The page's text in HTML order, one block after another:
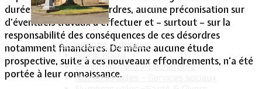
Informations pratiques
Bus scolaire
Environnement / Déchetterie
Numéros utiles - Services sociaux
durée possible des désordres, aucune préconisation sur
d'éventuels travaux à effectuer et – surtout – sur la
responsabilité des conséquences de ces désordres
notamment financières. De même aucune étude
prospective, suite à ces nouveaux effondrements, n'a été
portée à leur connaissance.